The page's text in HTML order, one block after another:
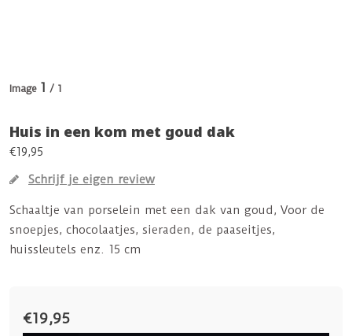
Image 1 / 1
Huis in een kom met goud dak
€19,95
Schrijf je eigen review
Schaaltje van porselein met een dak van goud, Voor de
snoepjes, chocolaatjes, sieraden, de paaseitjes,
huissleutels enz. 15 cm
€19,95